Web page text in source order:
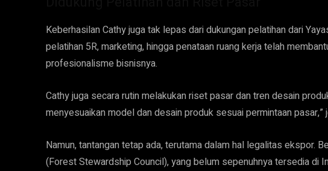
Keberhasilan Cathy juga tak lepas dari dukungan pelatihan dari
pelatihan 5R, marketing, hingga penataan ruang kerja telah
profesionalisme bisnisnya.
Cathy juga secara rutin melakukan riset pasar dan tren desain
menyesuaikan model dan desain produk sesuai permintaan pasar,”
Namun, tantangan tetap ada, terutama dalam hal legalitas ekspor.
(Forest Stewardship Council), yang belum sepenuhnya tersedia di